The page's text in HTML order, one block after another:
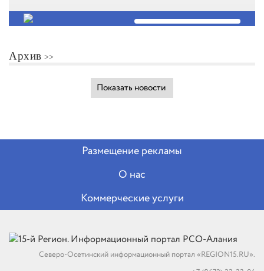
Архив
Показать новости
Размещение рекламы
О нас
Коммерческие услуги
Северо-Осетинский информационный портал «REGION15.RU».